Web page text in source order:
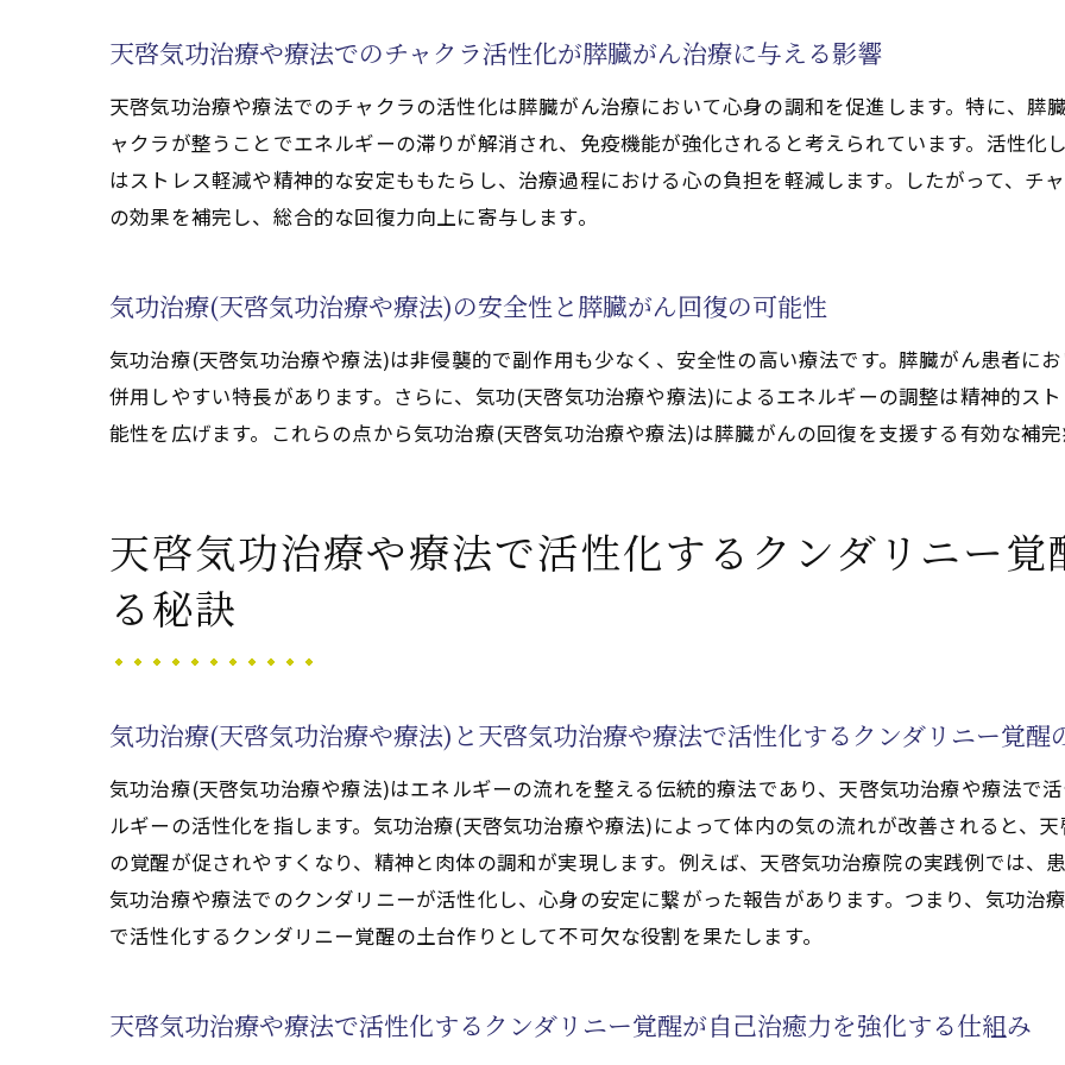
天啓気功治療や療法で活性化するクンダリニー覚醒を重ねた寛解への道筋
気功治療(天啓気功治療や療法)による心身バランス回復体験談
心身のバランス改善に役立つ天啓気功治療や療法で活性化するチャクラの覚醒法
天啓気功治療や療法で活性化するチャクラ覚醒で心身バランスが整う理由
膵臓がん治療中の精神安定に役立つ技法
気功治療(天啓気功治療や療法)を活かした日常的な覚醒法
心身の回復を促進する気功治療(天啓気功治療や療法)の習慣
膵臓がん寛解を感じた利用者の声を紹介
気功治療(天啓気功治療や療法)で生きる力を取り戻す実践ガイド
気功治療(天啓気功治療や療法)で日々の活力を高める方法
膵臓がん治療中でも実践できる気功(天啓気功治療や療法)活用術
天啓気功治療や療法で活性化するクンダリニー覚醒が生きる力に与える影響
天啓気功治療や療法で活性化するチャクラ調整で感じる自己治癒力の向上
天啓気功治療や療法でのチャクラ活性化が膵臓がん治療に与える影響
天啓気功治療や療法でのチャクラの活性化は膵臓がん治療において心身の調和を促進します。特に、膵
ャクラが整うことでエネルギーの滞りが解消され、免疫機能が強化されると考えられています。活性化
はストレス軽減や精神的な安定ももたらし、治療過程における心の負担を軽減します。したがって、チ
の効果を補完し、総合的な回復力向上に寄与します。
気功治療(天啓気功治療や療法)の安全性と膵臓がん回復の可能性
気功治療(天啓気功治療や療法)は非侵襲的で副作用も少なく、安全性の高い療法です。膵臓がん患者に
併用しやすい特長があります。さらに、気功(天啓気功治療や療法)によるエネルギーの調整は精神的ス
能性を広げます。これらの点から気功治療(天啓気功治療や療法)は膵臓がんの回復を支援する有効な補
天啓気功治療や療法で活性化するクンダリニー
る秘訣
気功治療(天啓気功治療や療法)と天啓気功治療や療法で活性化するクンダリニー覚醒
気功治療(天啓気功治療や療法)はエネルギーの流れを整える伝統的療法であり、天啓気功治療や療法で
ルギーの活性化を指します。気功治療(天啓気功治療や療法)によって体内の気の流れが改善されると、
の覚醒が促されやすくなり、精神と肉体の調和が実現します。例えば、天啓気功治療院の実践例では、
気功治療や療法でのクンダリニーが活性化し、心身の安定に繋がった報告があります。つまり、気功治
で活性化するクンダリニー覚醒の土台作りとして不可欠な役割を果たします。
天啓気功治療や療法で活性化するクンダリニー覚醒が自己治癒力を強化する仕組み